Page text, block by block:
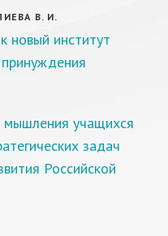
В. И.
новый институт
мышления учащихся
задач
Российской